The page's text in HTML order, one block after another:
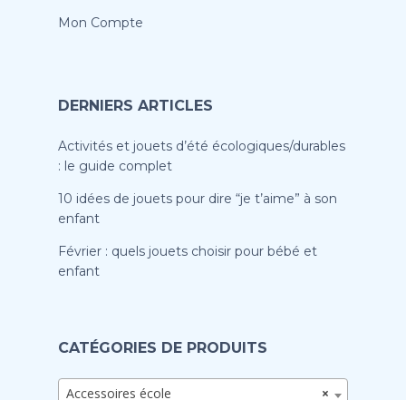
Mon Compte
DERNIERS ARTICLES
Activités et jouets d’été écologiques/durables
: le guide complet
10 idées de jouets pour dire “je t’aime” à son
enfant
Février : quels jouets choisir pour bébé et
enfant
CATÉGORIES DE PRODUITS
×
Accessoires école